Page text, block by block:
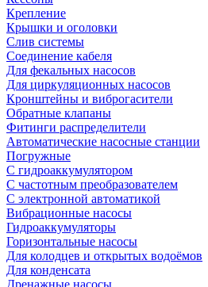
Крепление
Крышки и оголовки
Слив системы
Соединение кабеля
Для фекальных насосов
Для циркуляционных насосов
Кронштейны и виброгасители
Обратные клапаны
Фитинги распределители
Автоматические насосные станции
Погружные
С гидроаккумулятором
С частотным преобразователем
С электронной автоматикой
Вибрационные насосы
Гидроаккумуляторы
Горизонтальные насосы
Для колодцев и открытых водоёмов
Для конденсата
Дренажные насосы